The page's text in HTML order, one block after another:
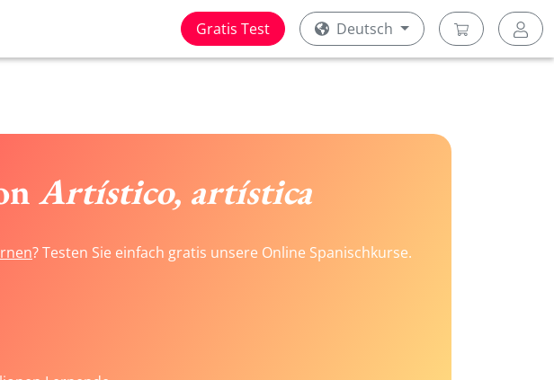
Gratis Test Deutsch
Artístico, artística
? Testen Sie einfach gratis unsere Online Spanischkurse.